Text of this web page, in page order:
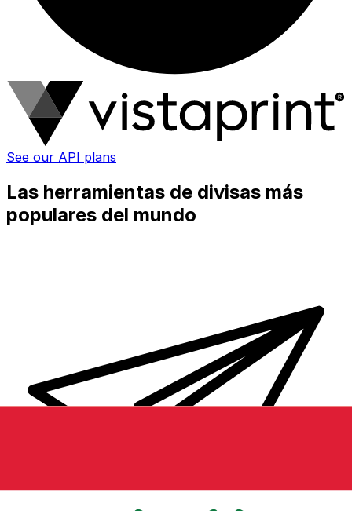
See our API plans
Las herramientas de divisas más
populares del mundo